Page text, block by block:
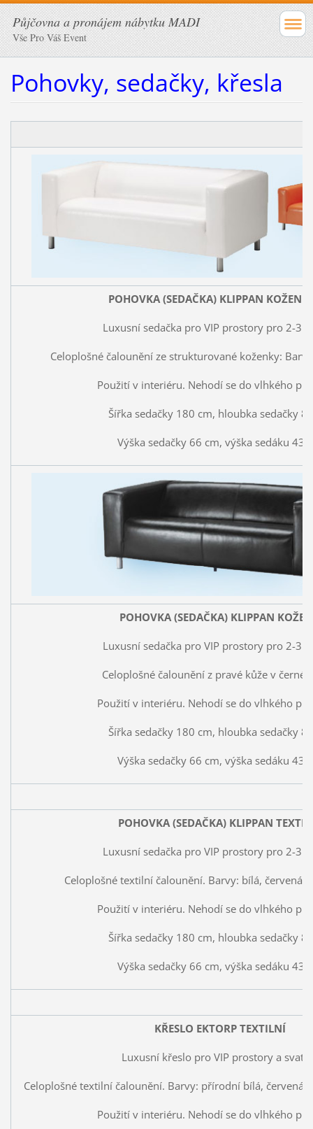
Půjčovna a pronájem nábytku MADI
Vše Pro Váš Event
Pohovky, sedačky, křesla
POHOVKA (SEDAČKA) KLIPPAN
Luxusní sedačka pro VIP prostory pro 2-3
Celoplošné čalounění ze strukturované koženky:
Použití v interiéru. Nehodí se do vlhkého
Šířka sedačky 180 cm, hloubka sedačky
Výška sedačky 66 cm, výška sedáku 43
POHOVKA (SEDAČKA) KLIPPAN
Luxusní sedačka pro VIP prostory pro 2-3
Celoplošné čalounění z pravé kůže v černé
Použití v interiéru. Nehodí se do vlhkého
Šířka sedačky 180 cm, hloubka sedačky
Výška sedačky 66 cm, výška sedáku 43
POHOVKA (SEDAČKA) KLIPPAN
Luxusní sedačka pro VIP prostory pro 2-3
Celoplošné textilní čalounění. Barvy: bílá, červená,
Použití v interiéru. Nehodí se do vlhkého
Šířka sedačky 180 cm, hloubka sedačky
Výška sedačky 66 cm, výška sedáku 43
KŘESLO EKTORP TEXTILNÍ
Luxusní křeslo pro VIP prostory a
Celoplošné textilní čalounění. Barvy: přírodní bílá, červená,
Použití v interiéru. Nehodí se do vlhkého